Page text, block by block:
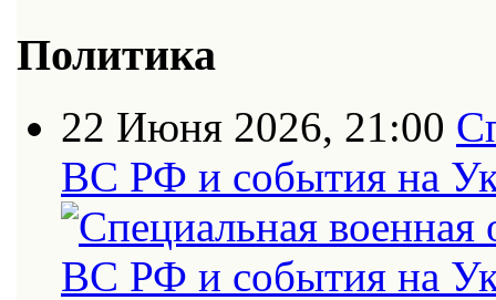
Политика
22 Июня 2026, 21:00
ВС РФ и события на